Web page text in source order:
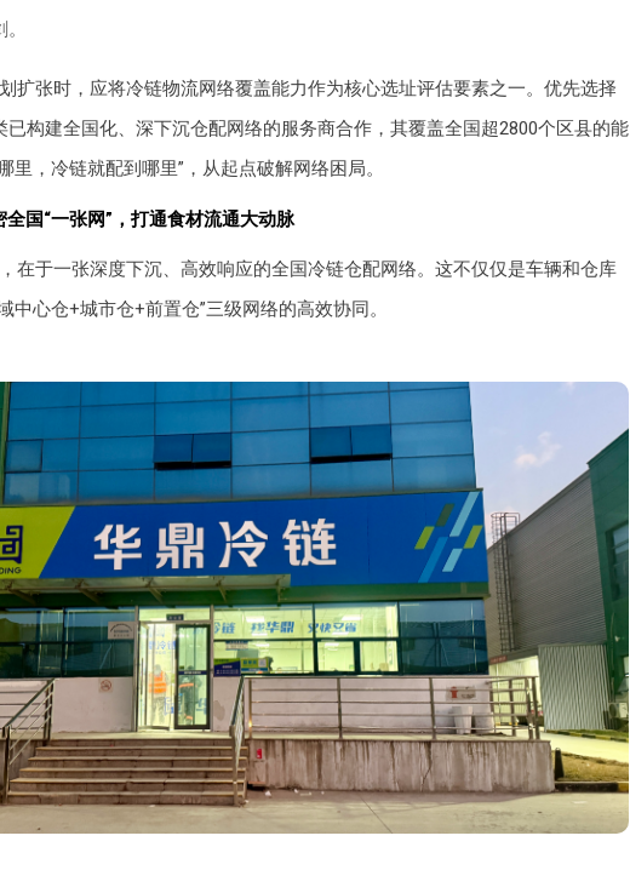
扩张时，应将冷链物流网络覆盖能力作为核心选址评估要素之一。优先选择
已构建全国化、深下沉仓配网络的服务商合作，其覆盖全国超2800个区县的能
里，冷链就配到哪里”，从起点破解网络困局。
国“一张网”，打通食材流通大动脉
在于一张深度下沉、高效响应的全国冷链仓配网络。这不仅仅是车辆和仓库
中心仓+城市仓+前置仓”三级网络的高效协同。